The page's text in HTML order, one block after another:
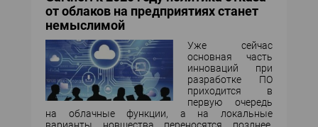
от облаков на предприятиях станет
немыслимой
Уже сейчас
основная часть
инноваций при
разработке ПО
приходится в
первую очередь
на облачные функции, а на локальные